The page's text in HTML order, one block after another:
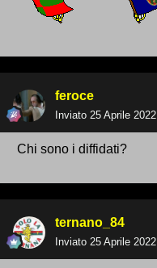
feroce
Inviato 25 Aprile 2022
Chi sono i diffidati?
ternano_84
Inviato 25 Aprile 2022